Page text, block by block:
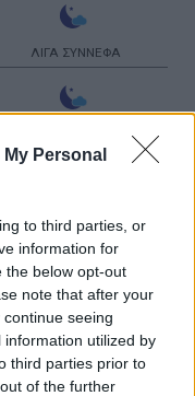
Personal
to third parties, or
information for
the below opt-out
note that after your
seeing
utilized by
third parties prior to
of the further
ΛΙΓΑ ΣΥΝΝΕΦΑ
ΚΑΘΑΡΟΣ
ΚΑΘΑΡΟΣ